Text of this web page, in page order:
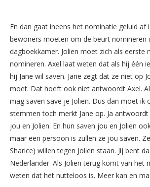
En dan gaat ineens het nominatie geluid af
bewoners moeten om de beurt nomineren
dagboekkamer. Jolien moet zich als eerste
nomineren. Axel laat weten dat als hij één
hij Jane wil saven. Jane zegt dat ze niet op
moet. Dat hoeft ook niet antwoordt Axel.
mag saven save je Jolien. Dus dan moet ik
stemmen toch merkt Jane op. Ja antwoordt
jou en Jolien. En hun saven jou en Jolien
maar een persoon is zullen ze jou saven.
Sharice) willen tegen Jolien staan. Jij bent
Nederlander. Als Jolien terug komt van het
weten dat het nutteloos is. Meer kan en